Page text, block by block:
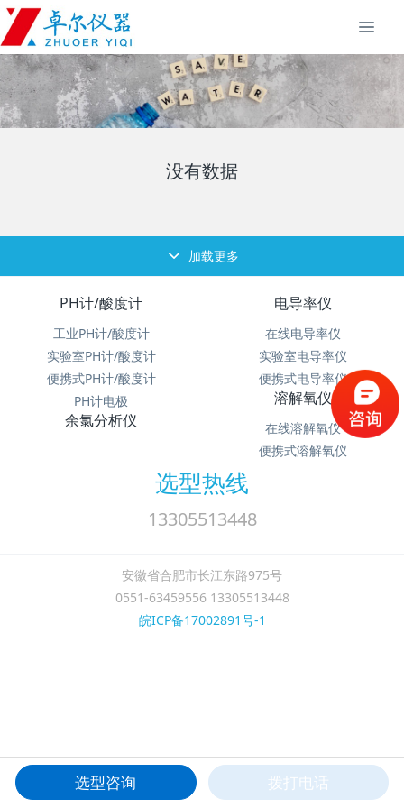
没有数据
加载更多
PH计/酸度计
工业PH计/酸度计
实验室PH计/酸度计
便携式PH计/酸度计
PH计电极
电导率仪
在线电导率仪
实验室电导率仪
便携式电导率仪
溶解氧仪
在线溶解氧仪
便携式溶解氧仪
余氯分析仪
选型热线
13305513448
安徽省合肥市长江东路975号
0551-63459556 13305513448
皖ICP备17002891号-1
选型咨询 拨打电话